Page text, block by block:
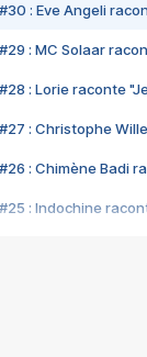
#30 : Eve Angeli
#29 : MC Solaar
#28 : Lorie raconte
#27 : Christophe
#26 : Chimène Badi
#25 : Indochine